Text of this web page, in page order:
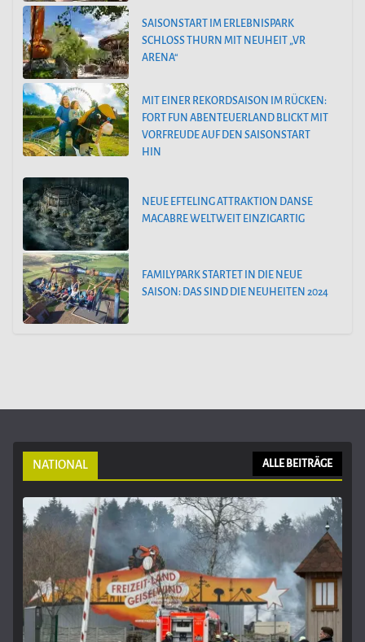
SAISONSTART IM ERLEBNISPARK
SCHLOSS THURN MIT NEUHEIT „VR
ARENA“
MIT EINER REKORDSAISON IM RÜCKEN:
FORT FUN ABENTEUERLAND BLICKT MIT
VORFREUDE AUF DEN SAISONSTART
HIN
NEUE EFTELING ATTRAKTION DANSE
MACABRE WELTWEIT EINZIGARTIG
FAMILYPARK STARTET IN DIE NEUE
SAISON: DAS SIND DIE NEUHEITEN 2024
NATIONAL ALLE BEITRÄGE